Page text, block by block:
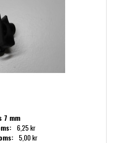
7 mm
6,25 kr
5,00 kr